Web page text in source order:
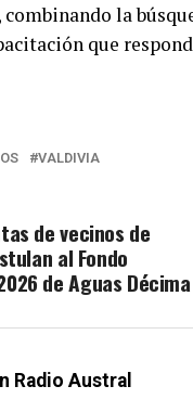
la
que
VALDIVIA
de vecinos de
al Fondo
de Aguas Décima
Radio Austral